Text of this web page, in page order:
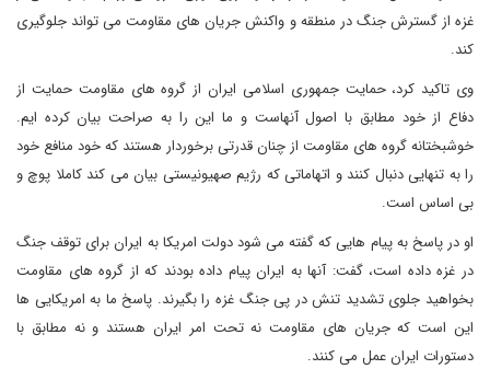
غزه از گسترش جنگ در منطقه و واکنش جریان های مقاومت می تواند جلوگیری
کند.
وی تاکید کرد، حمایت جمهوری اسلامی ایران از گروه های مقاومت حمایت از
دفاع از خود مطابق با اصول آنهاست و ما این را به صراحت بیان کرده ایم.
خوشبختانه گروه های مقاومت از چنان قدرتی برخوردار هستند که خود منافع خود
را به تنهایی دنبال کنند و اتهاماتی که رژیم صهیونیستی بیان می کند کاملا پوچ و
بی اساس است.
او در پاسخ به پیام هایی که گفته می شود دولت امریکا به ایران برای توقف جنگ
در غزه داده است، گفت: آنها به ایران پیام داده بودند که از گروه های مقاومت
بخواهید جلوی تشدید تنش در پی جنگ غزه را بگیرند. پاسخ ما به امریکایی ها
این است که جریان های مقاومت نه تحت امر ایران هستند و نه مطابق با
دستورات ایران عمل می کنند.